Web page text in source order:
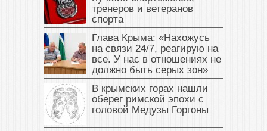
тренеров и ветеранов
спорта
Глава Крыма: «Нахожусь
на связи 24/7, реагирую на
все. У нас в отношениях не
должно быть серых зон»
В крымских горах нашли
оберег римской эпохи с
головой Медузы Горгоны